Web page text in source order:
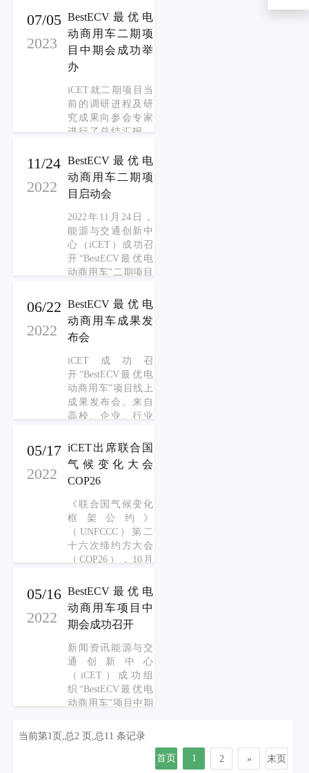
来自高校、企业、
行业组织以及研究
机构的10余位专家
以线上及线下的形
式参与会议。iCET
就二期项目的研究
成果及调研结果向
参会专家进行了总
结汇报，认真听取
最终成果的意见与
建议，并与专家一
起对项目的下一期
研究方向进行了分
07/05
2023
BestECV最优电
动商用车二期项
目中期会成功举
办
iCET就二期项目当
前的调研进程及研
究成果向参会专家
进行了总结汇报，
专家对项目目前成
果的意见与建议，
并与专家一起对项
目的下一步研究方
向进行了分析和展
望。
11/24
2022
BestECV最优电
动商用车二期项
目启动会
2022年11月24日，
能源与交通创新中
心（iCET）成功召
开“BestECV最优电
动商用车”二期项目
高校、企业、行业
组织以及研究机构
的20余位专家参
会。iCET对二期项
目工作计划做了详
细的介绍，并与专
家展开了深度的探
讨。
06/22
2022
BestECV最优电
动商用车成果发
布会
iCET成功召
开“BestECV最优电
动商用车”项目线上
成果发布会。来自
高校、企业、行业
的近30位专家参
会。iCET就以上项
目的研究成果向参
会专家进行了总结
汇报，并认真听取
了与会专家对项目
成果的意见与建
议，并与专家一起
对项目的下一步研
05/17
2022
iCET出席联合国
气候变化大会
COP26
《联合国气候变化
框架公约》
（UNFCCC）第二
十六次缔约方大会
（COP26），10月
英国苏格兰城市格
拉斯哥召开。本次
大会包括UNFCCC
第26次缔约方会议
等多个相关活动，
就《公约》、《京
都议定书》、《巴
黎协定》及《公
约》附属机构下的
金、技术、透明
05/16
2022
BestECV最优电
动商用车项目中
期会成功召开
新闻资讯能源与交
通创新中心
（iCET）成功组
织“BestECV最优电
动商用车”项目中期
校、企业、行业组
织以及研究机构的
当前第1页,总2 页,总11 条记录
首页 1 2 » 末页